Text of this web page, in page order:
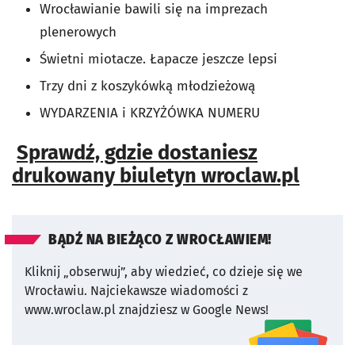
Wrocławianie bawili się na imprezach
plenerowych
Świetni miotacze. Łapacze jeszcze lepsi
Trzy dni z koszykówką młodzieżową
WYDARZENIA i KRZYŻÓWKA NUMERU
Sprawdź, gdzie dostaniesz
drukowany biuletyn wroclaw.pl
BĄDŹ NA BIEŻĄCO Z WROCŁAWIEM!
Kliknij „obserwuj”, aby wiedzieć, co dzieje się we
Wrocławiu. Najciekawsze wiadomości z
www.wroclaw.pl znajdziesz w Google News!